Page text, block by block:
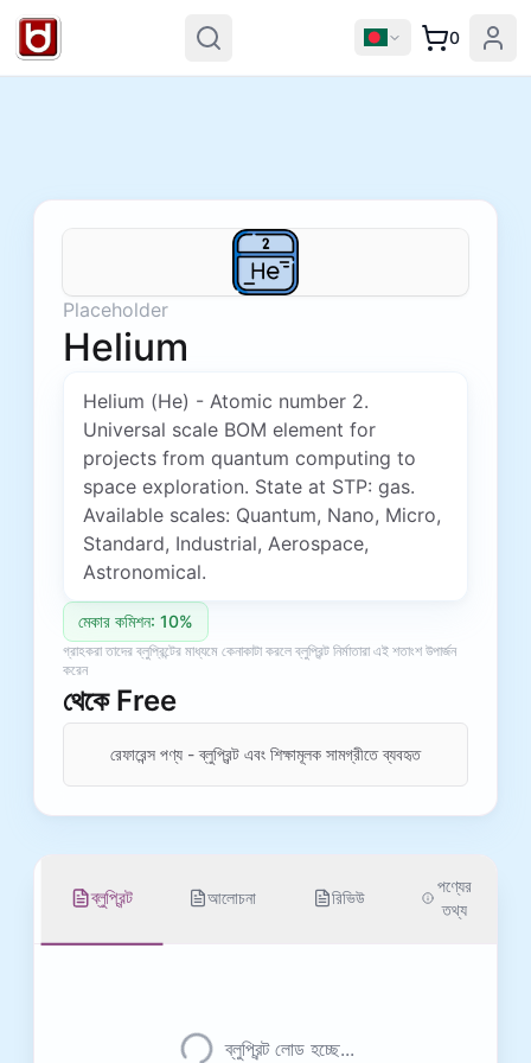
0
Placeholder
Helium
Helium (He) - Atomic number 2.
Universal scale BOM element for
projects from quantum computing to
space exploration. State at STP: gas.
Available scales: Quantum, Nano, Micro,
Standard, Industrial, Aerospace,
Astronomical.
মেকার কমিশন: 10%
গ্রাহকরা তাদের ব্লুপ্রিন্টের মাধ্যমে কেনাকাটা করলে ব্লুপ্রিন্ট নির্মাতারা এই শতাংশ উপার্জন
করেন
থেকে Free
রেফারেন্স পণ্য - ব্লুপ্রিন্ট এবং শিক্ষামূলক সামগ্রীতে ব্যবহৃত
ব্লুপ্রিন্ট আলোচনা রিভিউ
পণ্যের
তথ্য
ব্লুপ্রিন্ট লোড হচ্ছে...